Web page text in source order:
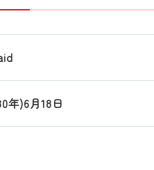
年)6月18日